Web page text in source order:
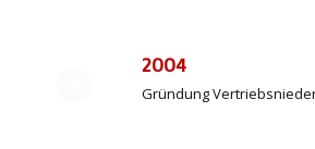
2004
Gründung